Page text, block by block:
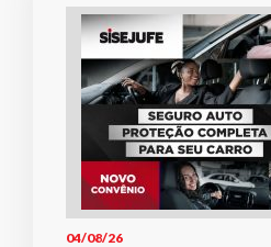
04/08/26